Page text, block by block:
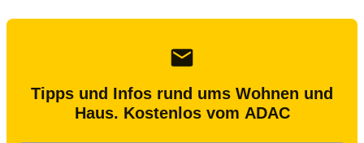
Tipps und Infos rund ums Wohnen und
Haus. Kostenlos vom ADAC